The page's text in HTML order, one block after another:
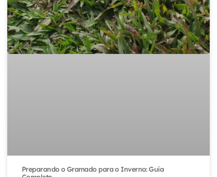
Preparando o Gramado para o Inverno: Guia